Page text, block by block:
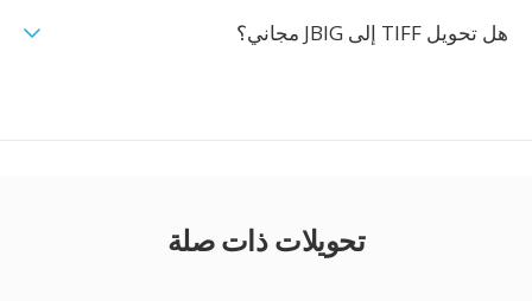
هل تحويل TIFF إلى JBIG مجاني؟
تحويلات ذات صلة